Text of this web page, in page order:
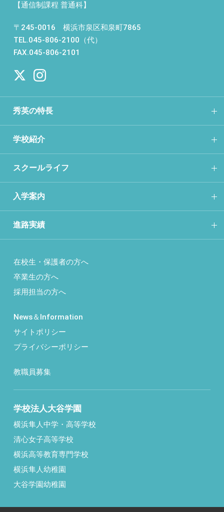
【通信制課程 普通科】
〒245-0016 横浜市泉区和泉町7865
TEL.045-806-2100（代）
FAX.045-806-2101
秀英の特長
学校紹介
スクールライフ
入学案内
進路実績
在校生・保護者の方へ
卒業生の方へ
採用担当の方へ
News＆Information
サイトポリシー
プライバシーポリシー
教職員募集
学校法人大谷学園
横浜隼人中学・高等学校
清心女子高等学校
横浜高等教育専門学校
横浜隼人幼稚園
大谷学園幼稚園